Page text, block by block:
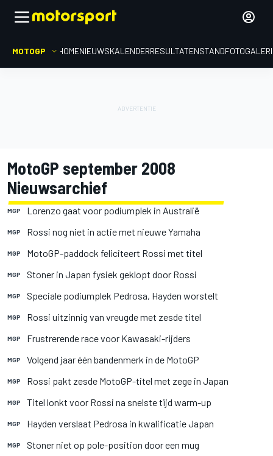
MOTOGP HOMENIEUWSKALENDERRESULTATENSTAND
MotoGP september 2008
Nieuwsarchief
MGP Lorenzo gaat voor podiumplek in Australië
MGP Rossi nog niet in actie met nieuwe Yamaha
MGP MotoGP-paddock feliciteert Rossi met titel
MGP Stoner in Japan fysiek geklopt door Rossi
MGP Speciale podiumplek Pedrosa, Hayden worstelt
MGP Rossi uitzinnig van vreugde met zesde titel
MGP Frustrerende race voor Kawasaki-rijders
MGP Volgend jaar één bandenmerk in de MotoGP
MGP Rossi pakt zesde MotoGP-titel met zege in Japan
MGP Titel lonkt voor Rossi na snelste tijd warm-up
MGP Hayden verslaat Pedrosa in kwalificatie Japan
MGP Stoner niet op pole-position door een mug